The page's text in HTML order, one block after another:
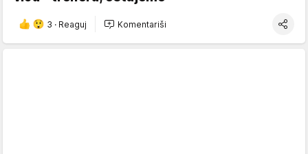
3 · Reaguj Komentariši